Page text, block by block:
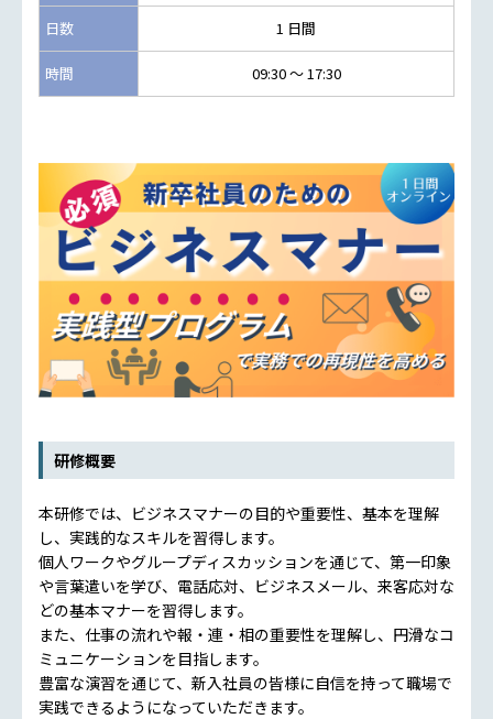
日数 1 日間
時間 09:30 ～ 17:30
研修概要
本研修では、ビジネスマナーの目的や重要性、基本を理解
し、実践的なスキルを習得します。
個人ワークやグループディスカッションを通じて、第一印象
や言葉遣いを学び、電話応対、ビジネスメール、来客応対な
どの基本マナーを習得します。
また、仕事の流れや報・連・相の重要性を理解し、円滑なコ
ミュニケーションを目指します。
豊富な演習を通じて、新入社員の皆様に自信を持って職場で
実践できるようになっていただきます。